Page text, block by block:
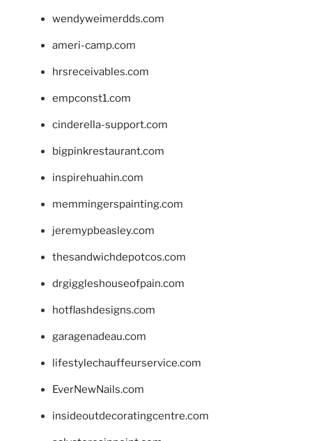
wendyweimerdds.com
ameri-camp.com
hrsreceivables.com
empconst1.com
cinderella-support.com
bigpinkrestaurant.com
inspirehuahin.com
memmingerspainting.com
jeremypbeasley.com
thesandwichdepotcos.com
drgiggleshouseofpain.com
hotflashdesigns.com
garagenadeau.com
lifestylechauffeurservice.com
EverNewNails.com
insideoutdecoratingcentre.com